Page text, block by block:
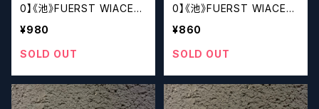
0】《池》FUERST WIACEK
Power Hour
¥980
SOLD OUT
0】《池》FUERST WIACEK
Exploding Rainbows
¥860
SOLD OUT